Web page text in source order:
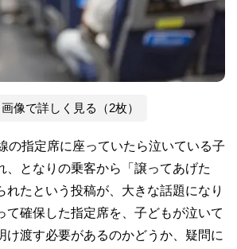
画像で詳しく見る（2枚）
の指定席に座っていたら泣いている子
、となりの乗客から「譲ってあげた
れたという投稿が、大きな話題になり
て確保した指定席を、子どもが泣いて
け渡す必要があるのかどうか、疑問に